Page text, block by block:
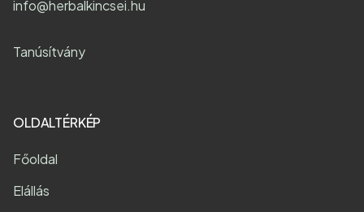
info@herbalkincsei.hu
Tanúsítvány
OLDALTÉRKÉP
Főoldal
Elállás